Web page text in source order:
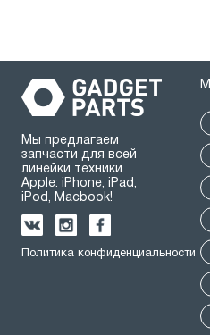
Мы предлагаем
запчасти для всей
линейки техники
Apple: iPhone, iPad,
iPod, Macbook!
Политика конфиденциальности